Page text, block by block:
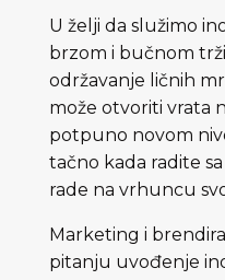
U želji da služimo
brzom i bučnom
održavanje ličnih
može otvoriti vrata
potpuno novom
tačno kada radite
rade na vrhuncu
Marketing i
pitanju uvođenje